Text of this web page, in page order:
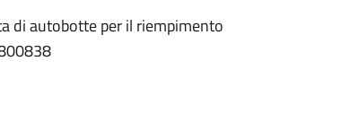
di autobotte per il riempimento